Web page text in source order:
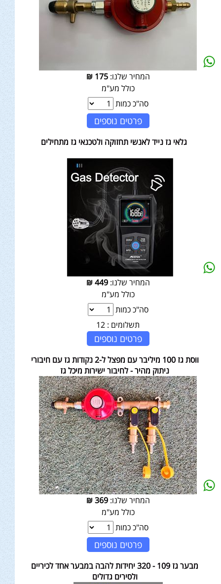
המחיר שלנו:175
₪
כולל מע"מ
סה"כ כמות
פרטים נוספים
גלאי גז נייד לאנשי תחזוקה ולטכנאי גז מתחילים
המחיר שלנו:449
₪
כולל מע"מ
סה"כ כמות
תשלומים : 12
פרטים נוספים
ווסת גז 100 מיליבר עם מפצל ל-2 נקודות גז עם חיבורי
ניתוק מהיר - לחיבור ישירות מיכל גז
המחיר שלנו:369
₪
כולל מע"מ
סה"כ כמות
פרטים נוספים
מבער גז 109 - 320 יחידות להבה במבער אחד לכיריים
ולסירים גדולים